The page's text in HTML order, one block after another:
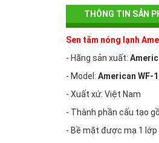
THÔNG TIN SẢN
Sen tắm nóng lạnh
- Hãng sản xuất:
- Model: American WF-
- Xuất xứ: Việt Nam
- Thành phần cấu tạo
- Bề mặt được mạ 1 lớp